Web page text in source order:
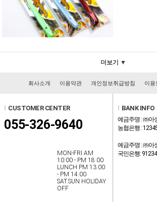
더보기 ▼
회사소개 이용약관 개인정보취급방침 이용
l CUSTOMER CENTER
055-326-9640
MON-FRI AM
10:00 - PM 18:00
LUNCH PM 13:00
- PM 14:00
SAT.SUN HOLIDAY
OFF
l BANK INFO
예금주명 : ㈜아
농협은행 :
예금주명 : ㈜아
국민은행: